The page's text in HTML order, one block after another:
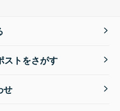
ストをさがす
せ